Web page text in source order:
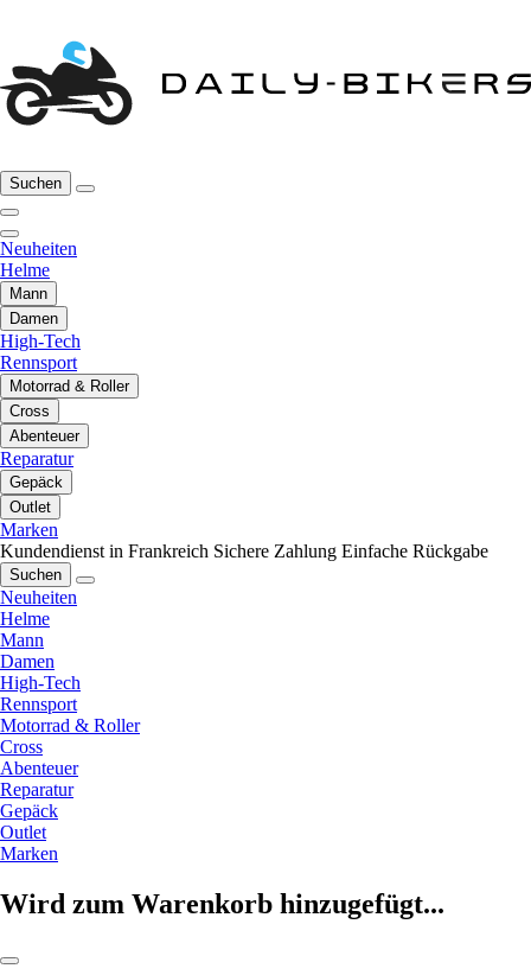
Suchen
Neuheiten
Helme
Mann
Damen
High-Tech
Rennsport
Motorrad & Roller
Cross
Abenteuer
Reparatur
Gepäck
Outlet
Marken
Kundendienst in Frankreich Sichere Zahlung Einfache Rückgabe
Suchen
Neuheiten
Helme
Mann
Damen
High-Tech
Rennsport
Motorrad & Roller
Cross
Abenteuer
Reparatur
Gepäck
Outlet
Marken
Wird zum Warenkorb hinzugefügt...